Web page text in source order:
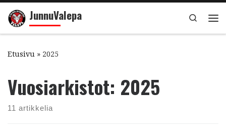
Skip to content
JunnuValepa
Search
Etusivu » 2025
Vuosiarkistot: 2025
11 artikkelia